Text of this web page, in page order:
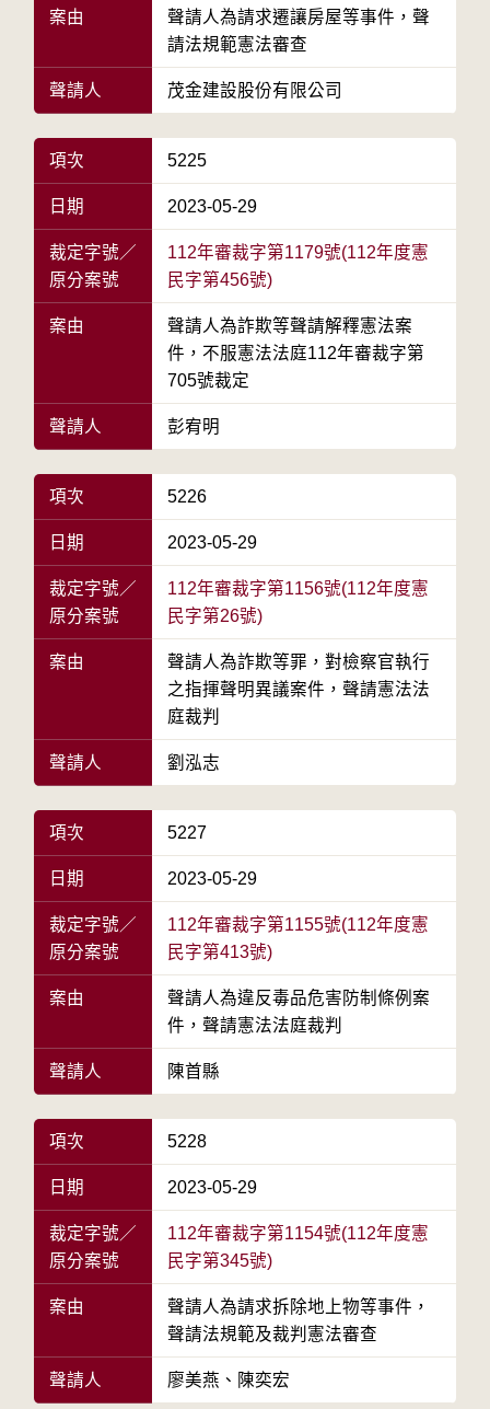
案由
聲請人為請求遷讓房屋等事件，聲
請法規範憲法審查
聲請人 茂金建設股份有限公司
項次 5225
日期 2023-05-29
裁定字號／
原分案號
112年審裁字第1179號(112年度憲
民字第456號)
案由
聲請人為詐欺等聲請解釋憲法案
件，不服憲法法庭112年審裁字第
705號裁定
聲請人 彭宥明
項次 5226
日期 2023-05-29
裁定字號／
原分案號
112年審裁字第1156號(112年度憲
民字第26號)
案由
聲請人為詐欺等罪，對檢察官執行
之指揮聲明異議案件，聲請憲法法
庭裁判
聲請人 劉泓志
項次 5227
日期 2023-05-29
裁定字號／
原分案號
112年審裁字第1155號(112年度憲
民字第413號)
案由
聲請人為違反毒品危害防制條例案
件，聲請憲法法庭裁判
聲請人 陳首縣
項次 5228
日期 2023-05-29
裁定字號／
原分案號
112年審裁字第1154號(112年度憲
民字第345號)
案由
聲請人為請求拆除地上物等事件，
聲請法規範及裁判憲法審查
聲請人 廖美燕、陳奕宏